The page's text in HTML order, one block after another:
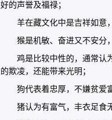
好的声誉及福禄；
羊在藏文化中是吉祥如意
猴是机敏、奋进又不安分
鸡是比较中性的，通常认
的欺凌，还能带来光明；
狗代表着忠厚，不嫌贫爱
猪认为有富气，丰衣足食